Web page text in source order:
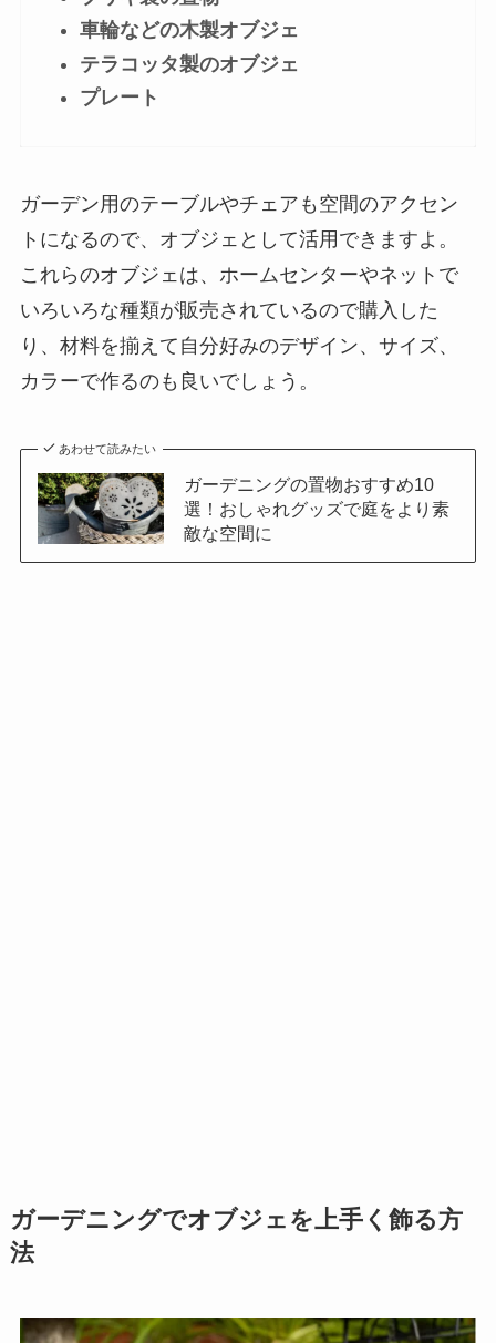
車輪などの木製オブジェ
テラコッタ製のオブジェ
プレート
ガーデン用のテーブルやチェアも空間のアクセン
トになるので、オブジェとして活用できますよ。
これらのオブジェは、ホームセンターやネットで
いろいろな種類が販売されているので購入した
り、材料を揃えて自分好みのデザイン、サイズ、
カラーで作るのも良いでしょう。
あわせて読みたい
ガーデニングの置物おすすめ10
選！おしゃれグッズで庭をより素
敵な空間に
ガーデニングでオブジェを上手く飾る方
法